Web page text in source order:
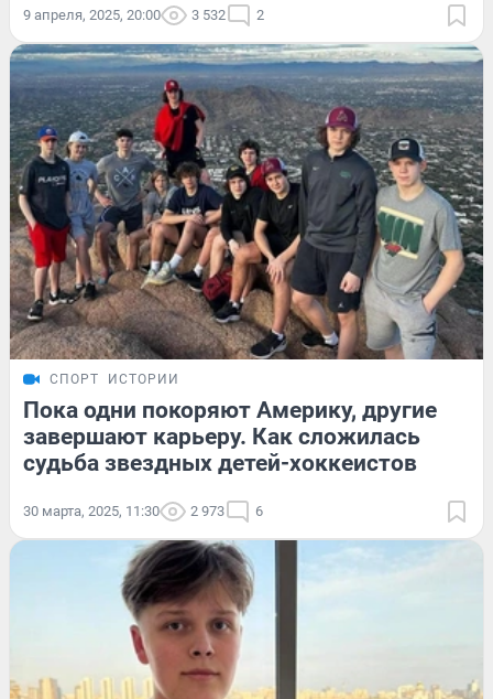
9 апреля, 2025, 20:00 3 532 2
СПОРТ ИСТОРИИ
Пока одни покоряют Америку, другие
завершают карьеру. Как сложилась
судьба звездных детей-хоккеистов
30 марта, 2025, 11:30 2 973 6